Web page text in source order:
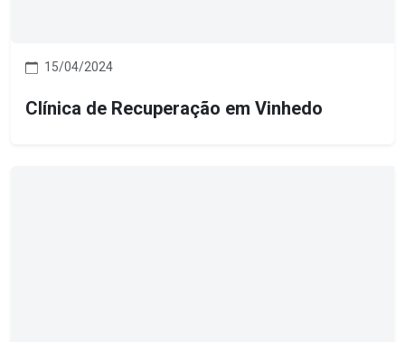
15/04/2024
Clínica de Recuperação em Vinhedo